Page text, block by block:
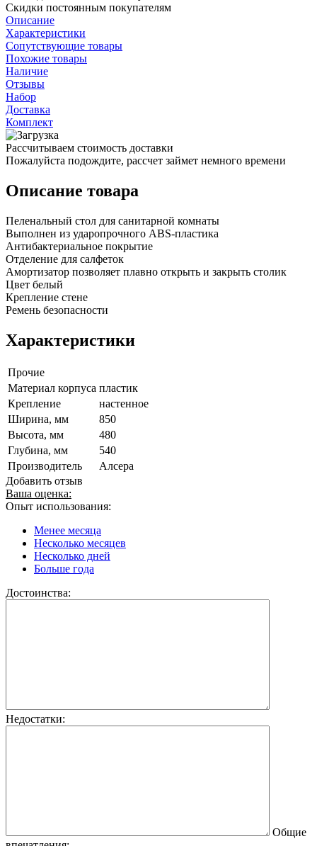
Скидки постоянным покупателям
Описание
Характеристики
Сопутствующие товары
Похожие товары
Наличие
Отзывы
Набор
Доставка
Комплект
Рассчитываем стоимость доставки
Пожалуйста подождите, рассчет займет немного времени
Описание товара
Пеленальный стол для санитарной комнаты
Выполнен из ударопрочного ABS-пластика
Антибактериальное покрытие
Отделение для салфеток
Амортизатор позволяет плавно открыть и закрыть столик
Цвет белый
Крепление стене
Ремень безопасности
Характеристики
Прочие
Материал корпуса пластик
Крепление
настенное
Ширина, мм
850
Высота, мм
480
Глубина, мм
540
Производитель
Алсера
Добавить отзыв
Ваша оценка:
Опыт использования:
Менее месяца
Несколько месяцев
Несколько дней
Больше года
Достоинства:
Недостатки:
Общие